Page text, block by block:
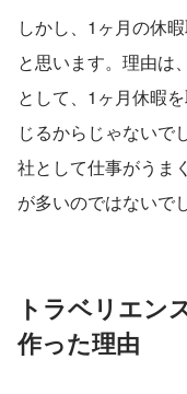
しかし、1ヶ月の休
と思います。理由は
として、1ヶ月休暇
じるからじゃないで
社として仕事がうま
が多いのではないで
トラベリエン
作った理由